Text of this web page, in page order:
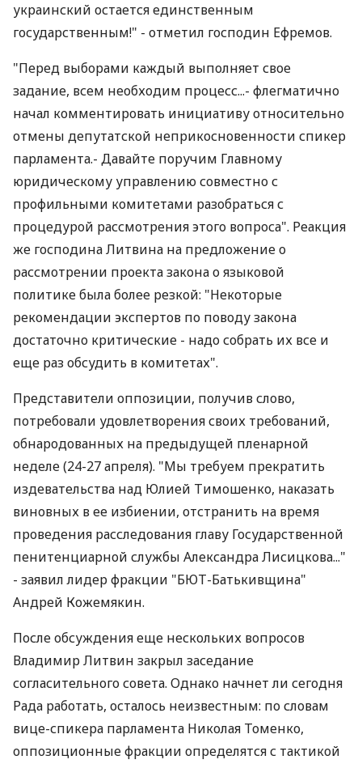
украинский остается единственным
государственным!" - отметил господин Ефремов.
"Перед выборами каждый выполняет свое
задание, всем необходим процесс...- флегматично
начал комментировать инициативу относительно
отмены депутатской неприкосновенности спикер
парламента.- Давайте поручим Главному
юридическому управлению совместно с
профильными комитетами разобраться с
процедурой рассмотрения этого вопроса". Реакция
же господина Литвина на предложение о
рассмотрении проекта закона о языковой
политике была более резкой: "Некоторые
рекомендации экспертов по поводу закона
достаточно критические - надо собрать их все и
еще раз обсудить в комитетах".
Представители оппозиции, получив слово,
потребовали удовлетворения своих требований,
обнародованных на предыдущей пленарной
неделе (24-27 апреля). "Мы требуем прекратить
издевательства над Юлией Тимошенко, наказать
виновных в ее избиении, отстранить на время
проведения расследования главу Государственной
пенитенциарной службы Александра Лисицкова..."
- заявил лидер фракции "БЮТ-Батькивщина"
Андрей Кожемякин.
После обсуждения еще нескольких вопросов
Владимир Литвин закрыл заседание
согласительного совета. Однако начнет ли сегодня
Рада работать, осталось неизвестным: по словам
вице-спикера парламента Николая Томенко,
оппозиционные фракции определятся с тактикой